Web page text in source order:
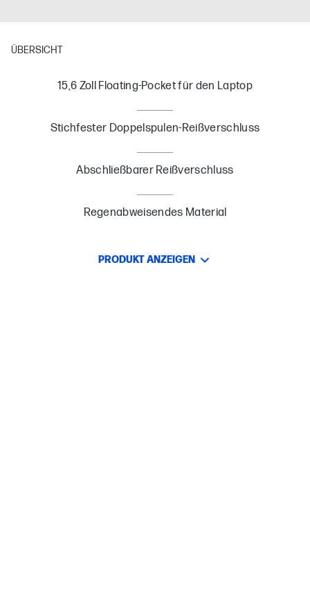
ÜBERSICHT
15,6 Zoll Floating-Pocket für den Laptop
Stichfester Doppelspulen-Reißverschluss
Abschließbarer Reißverschluss
Regenabweisendes Material
PRODUKT ANZEIGEN